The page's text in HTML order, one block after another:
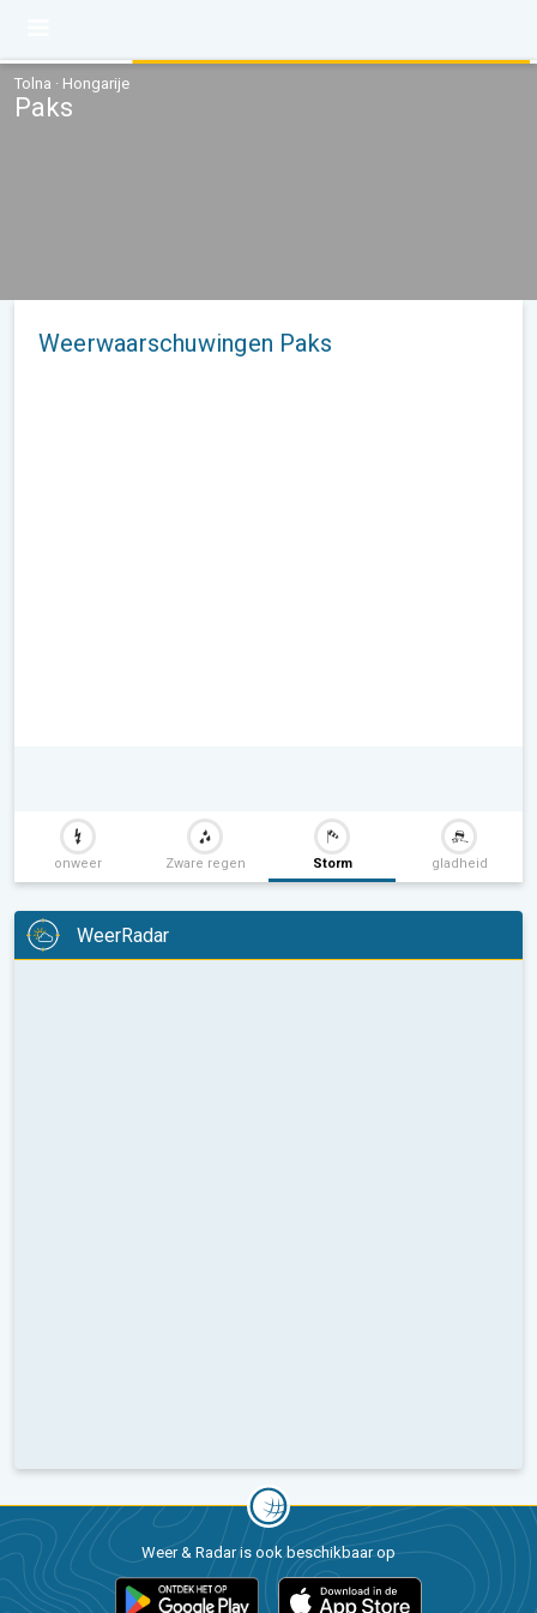
Tolna · Hongarije
Paks
Weerwaarschuwingen Paks
onweer Zware regen Storm gladheid
WeerRadar
Weer & Radar is ook beschikbaar op